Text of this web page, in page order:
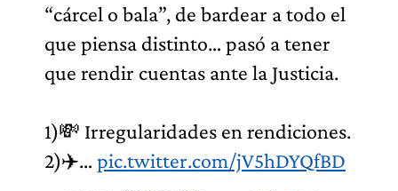
“cárcel o bala”, de bardear a todo el
que piensa distinto… pasó a tener
que rendir cuentas ante la Justicia.
1)💸 Irregularidades en rendiciones.
2)✈️… pic.twitter.com/jV5hDYQfBD